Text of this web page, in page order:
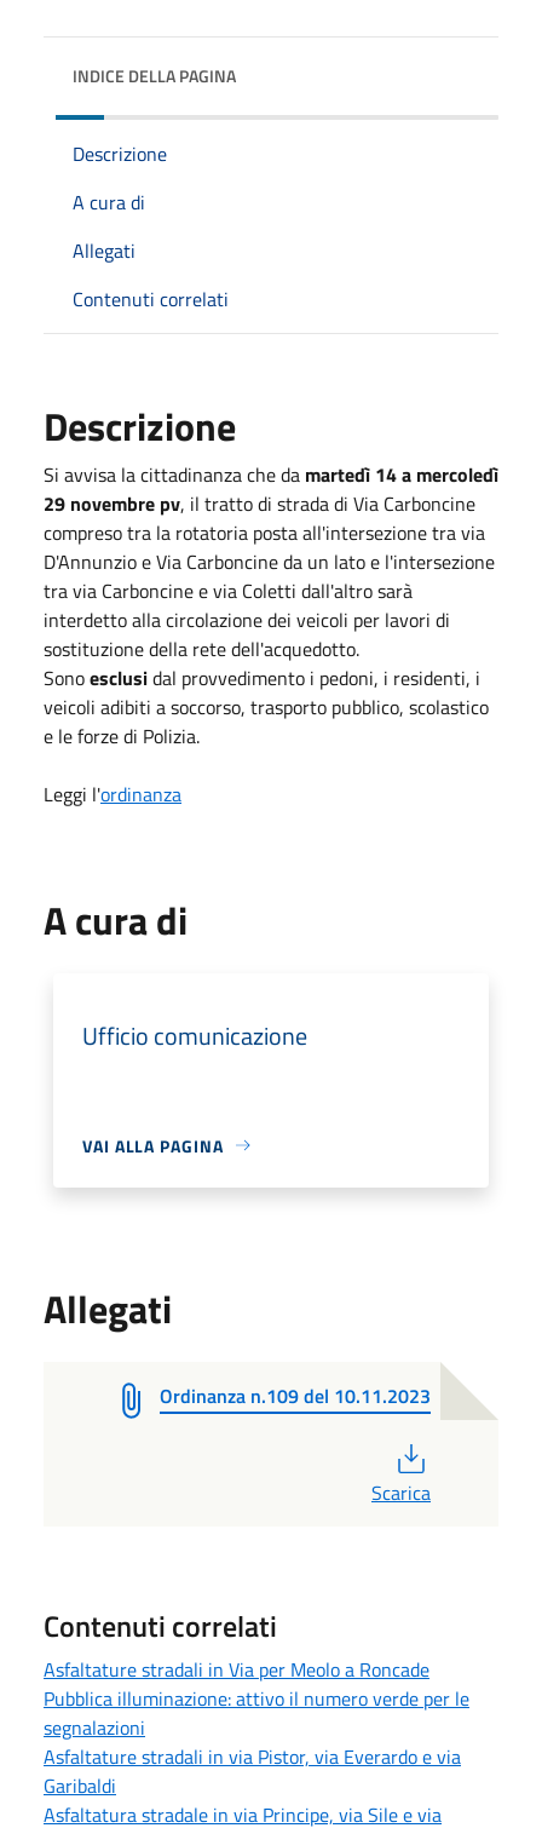
INDICE DELLA PAGINA
Descrizione
A cura di
Allegati
Contenuti correlati
Descrizione
Si avvisa la cittadinanza che da martedì 14 a mercoledì
29 novembre pv, il tratto di strada di Via Carboncine
compreso tra la rotatoria posta all'intersezione tra via
D'Annunzio e Via Carboncine da un lato e l'intersezione
tra via Carboncine e via Coletti dall'altro sarà
interdetto alla circolazione dei veicoli per lavori di
sostituzione della rete dell'acquedotto.
Sonoesclusidal provvedimento i pedoni, i residenti, i
veicoli adibiti a soccorso, trasporto pubblico, scolastico
e le forze di Polizia.
Leggi l'ordinanza
A cura di
Ufficio comunicazione
VAI ALLA PAGINA
Allegati
Ordinanza n.109 del 10.11.2023
Scarica
Contenuti correlati
Asfaltature stradali in Via per Meolo a Roncade
Pubblica illuminazione: attivo il numero verde per le
segnalazioni
Asfaltature stradali in via Pistor, via Everardo e via
Garibaldi
Asfaltatura stradale in via Principe, via Sile e via